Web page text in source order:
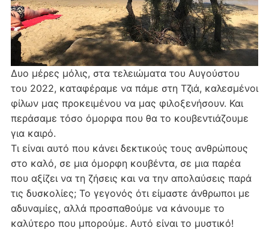
Δυο μέρες μόλις, στα τελειώματα του Αυγούστου
του 2022, καταφέραμε να πάμε στη Τζιά, καλεσμένοι
φίλων μας προκειμένου να μας φιλοξενήσουν. Και
περάσαμε τόσο όμορφα που θα το κουβεντιάζουμε
για καιρό.
Τι είναι αυτό που κάνει δεκτικούς τους ανθρώπους
στο καλό, σε μια όμορφη κουβέντα, σε μια παρέα
που αξίζει να τη ζήσεις και να την απολαύσεις παρά
τις δυσκολίες; Το γεγονός ότι είμαστε άνθρωποι με
αδυναμίες, αλλά προσπαθούμε να κάνουμε το
καλύτερο που μπορούμε. Αυτό είναι το μυστικό!